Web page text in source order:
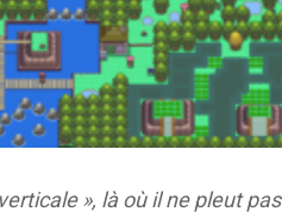
», là où il ne pleut pas